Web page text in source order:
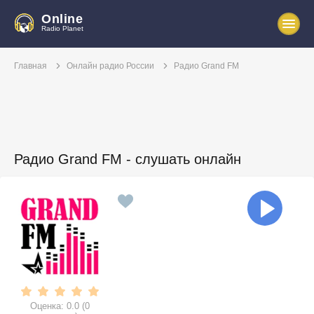
Online
Radio Planet
Главная Онлайн радио России Радио Grand FM
Радио Grand FM - слушать онлайн
Оценка: 0.0 (0